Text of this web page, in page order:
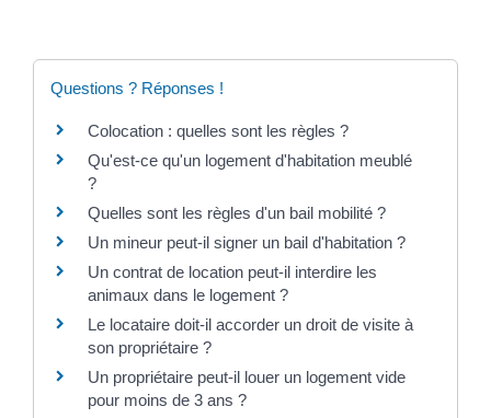
Questions ? Réponses !
Colocation : quelles sont les règles ?
Qu'est-ce qu'un logement d'habitation meublé
?
Quelles sont les règles d'un bail mobilité ?
Un mineur peut-il signer un bail d'habitation ?
Un contrat de location peut-il interdire les
animaux dans le logement ?
Le locataire doit-il accorder un droit de visite à
son propriétaire ?
Un propriétaire peut-il louer un logement vide
pour moins de 3 ans ?